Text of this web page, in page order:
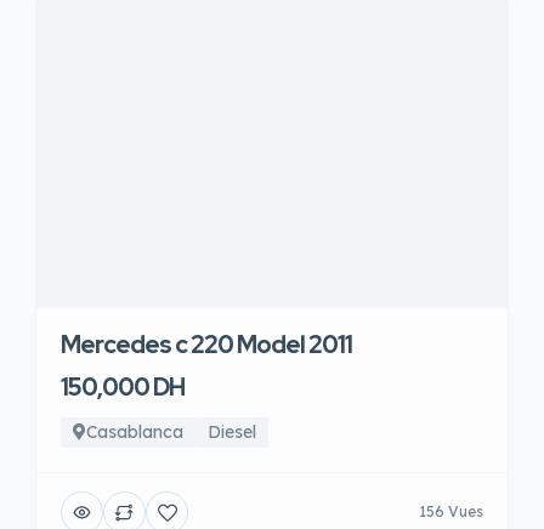
Mercedes c 220 Model 2011
150,000 DH
Casablanca Diesel
156 Vues